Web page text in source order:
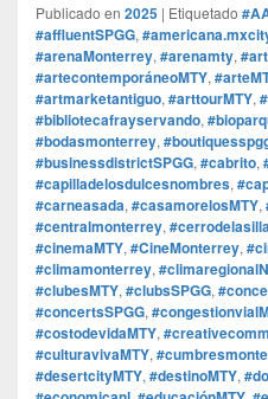
Publicado en 2025 | Etiquetado
#affluentSPGG,
#arenaMonterrey, #arenamty,
#artecontemporáneoMTY,
#artmarketantiguo, #arttourMTY,
#bibliotecafrayservando,
#bodasmonterrey,
#businessdistrictSPGG, #cabrito,
#capilladelosdulcesnombres,
#carneasada, #casamorelosMTY,
#centralmonterrey,
#cinemaMTY, #CineMonterrey,
#climamonterrey,
#clubesMTY, #clubsSPGG,
#concertsSPGG,
#costodevidaMTY,
#culturavivaMTY,
#desertcityMTY, #destinoMTY,